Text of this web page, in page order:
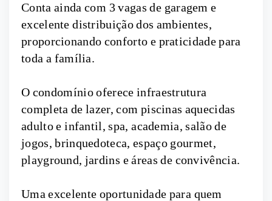
Conta ainda com 3 vagas de garagem e
excelente distribuição dos ambientes,
proporcionando conforto e praticidade para
toda a família.
O condomínio oferece infraestrutura
completa de lazer, com piscinas aquecidas
adulto e infantil, spa, academia, salão de
jogos, brinquedoteca, espaço gourmet,
playground, jardins e áreas de convivência.
Uma excelente oportunidade para quem